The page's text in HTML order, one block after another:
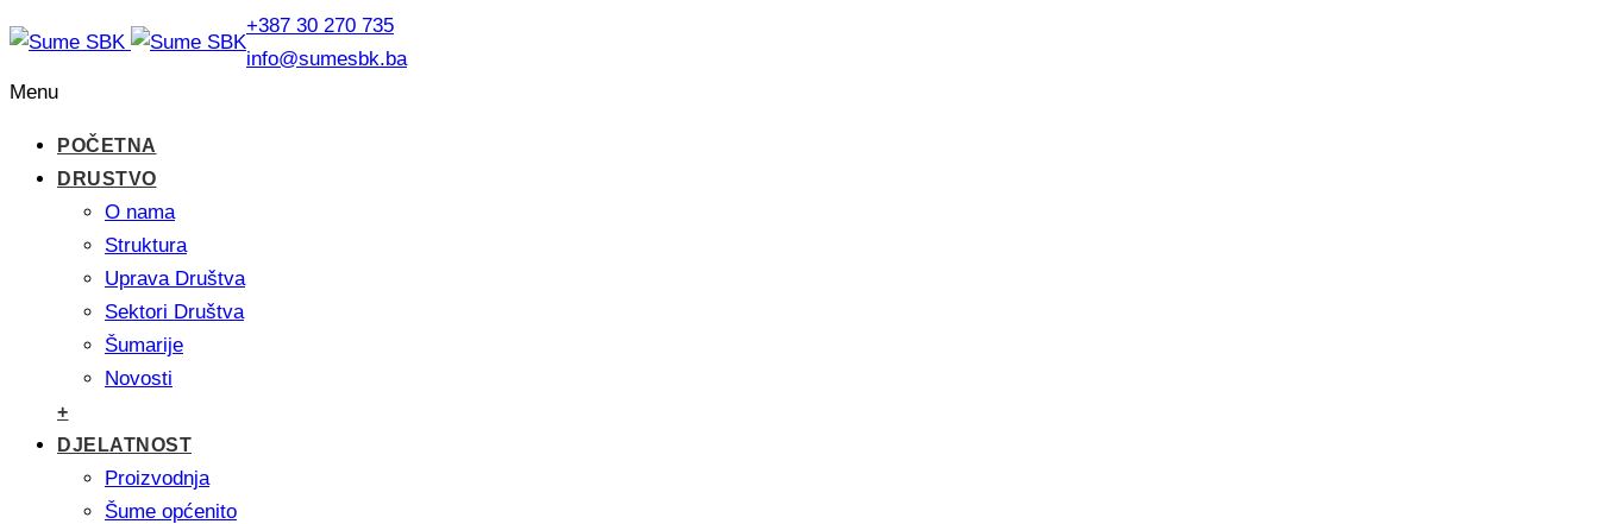
+387 30 270 735
info@sumesbk.ba
Menu
POČETNA
DRUSTVO
O nama
Struktura
Uprava Društva
Sektori Društva
Šumarije
Novosti
+
DJELATNOST
Proizvodnja
Šume općenito